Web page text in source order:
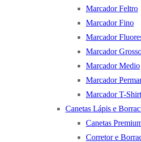
Marcador Feltro
Marcador Fino
Marcador
Marcador
Marcador Medio
Marcador
Marcador T-
Canetas Lápis e
Canetas
Corretor e